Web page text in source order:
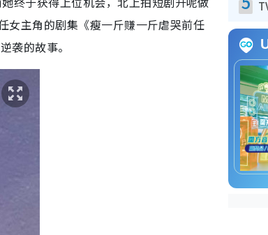
女主角的剧集《瘦一斤赚一斤虐哭前任
袭的故事。